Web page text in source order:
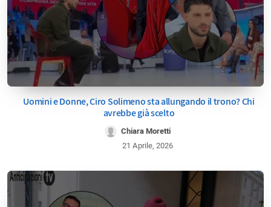
Uomini e Donne, Ciro Solimeno sta allungando il trono? Chi
avrebbe già scelto
Chiara Moretti
21 Aprile, 2026